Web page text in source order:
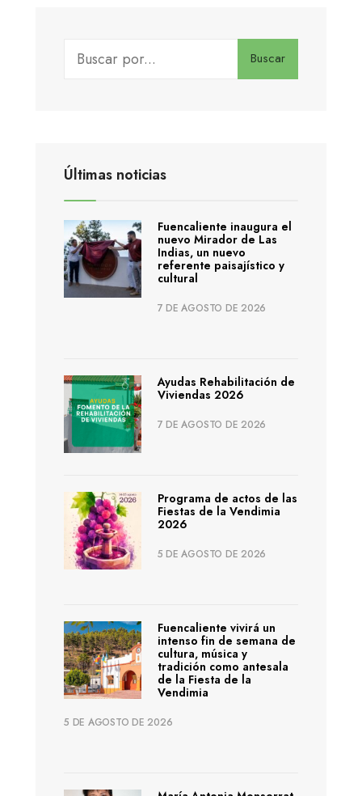
Buscar
Últimas noticias
Fuencaliente inaugura el
nuevo Mirador de Las
Indias, un nuevo
referente paisajístico y
cultural
7 DE AGOSTO DE 2026
Ayudas Rehabilitación de
Viviendas 2026
7 DE AGOSTO DE 2026
Programa de actos de las
Fiestas de la Vendimia
2026
5 DE AGOSTO DE 2026
Fuencaliente vivirá un
intenso fin de semana de
cultura, música y
tradición como antesala
de la Fiesta de la
Vendimia
5 DE AGOSTO DE 2026